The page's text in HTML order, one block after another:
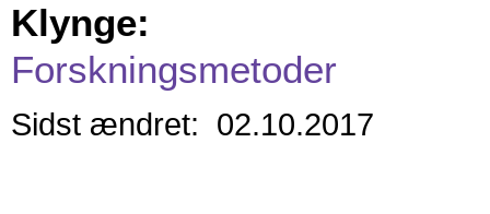
Klynge:
Forskningsmetoder
Sidst ændret: 02.10.2017